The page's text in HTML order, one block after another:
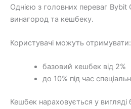
Однією з головних переваг Bybit
винагород та кешбеку.
Користувачі можуть отримувати:
базовий кешбек від 2%
до 10% під час
Кешбек нараховується у вигляді